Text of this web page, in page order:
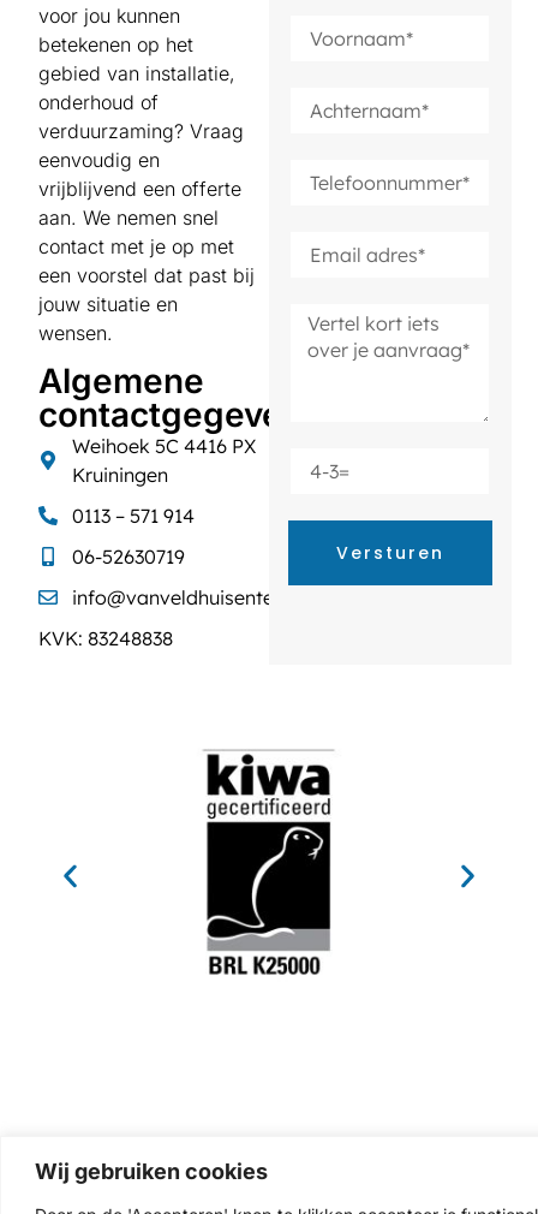
Wij gebruiken cookies
voor jou kunnen
betekenen op het
gebied van installatie,
onderhoud of
verduurzaming? Vraag
eenvoudig en
vrijblijvend een offerte
aan. We nemen snel
contact met je op met
een voorstel dat past bij
jouw situatie en
wensen.
Algemene
contactgegevens
Weihoek 5C 4416 PX
Kruiningen
0113 – 571 914
06-52630719
info@vanveldhuisentechniek.nl
KVK: 83248838
Versturen
De kracht
Zoutshop